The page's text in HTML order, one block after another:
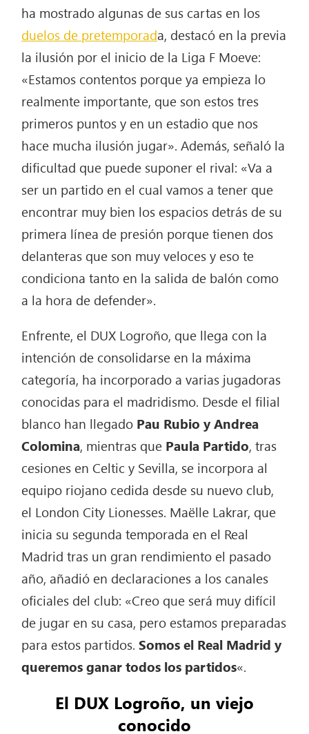
ha mostrado algunas de sus cartas en los
duelos de pretemporada, destacó en la previa
la ilusión por el inicio de la Liga F Moeve:
«Estamos contentos porque ya empieza lo
realmente importante, que son estos tres
primeros puntos y en un estadio que nos
hace mucha ilusión jugar». Además, señaló la
dificultad que puede suponer el rival: «Va a
ser un partido en el cual vamos a tener que
encontrar muy bien los espacios detrás de su
primera línea de presión porque tienen dos
delanteras que son muy veloces y eso te
condiciona tanto en la salida de balón como
a la hora de defender».
Enfrente, el DUX Logroño, que llega con la
intención de consolidarse en la máxima
categoría, ha incorporado a varias jugadoras
conocidas para el madridismo. Desde el filial
blanco han llegado Pau Rubio y Andrea
Colomina, mientras que Paula Partido, tras
cesiones en Celtic y Sevilla, se incorpora al
equipo riojano cedida desde su nuevo club,
el London City Lionesses. Maëlle Lakrar, que
inicia su segunda temporada en el Real
Madrid tras un gran rendimiento el pasado
año, añadió en declaraciones a los canales
oficiales del club: «Creo que será muy difícil
de jugar en su casa, pero estamos preparadas
para estos partidos. Somos el Real Madrid y
queremos ganar todos los partidos«.
El DUX Logroño, un viejo
conocido